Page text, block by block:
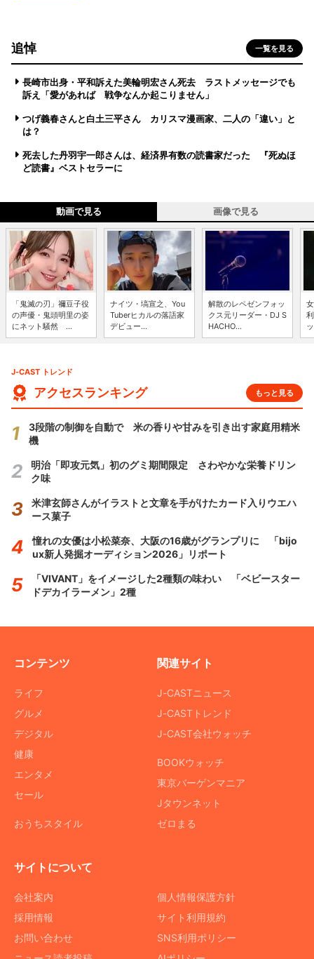
追悼 一覧を見る
長崎市出身・平和訴えた美輪明宏さん死去 ラストメッセージでも
訴え「愛があれば 戦争なんか起こりません」
つげ義春さんと白土三平さん カリスマ漫画家、二人の「違い」と
は？
死去した丹羽宇一郎さんは、経済界有数の読書家だった 『死ぬほ
ど読書』ベストセラーに
動画で見る 画像で見る
「鬼滅の刃」禰豆子役
の声優・鬼頭明里の姿
にネット騒然 ...
ナイツ・塙宣之、You
Tuberヒカルの落語家
デビュー...
解散のレペゼンフォッ
クス元リーダー・DJ S
HACHO...
J-CAST トレンド
アクセスランキング もっと見る
3段階の制御を自動で 米の香りや甘みを引き出す家庭用精米
機
明治「即攻元気」初のグミ期間限定 さわやかな栄養ドリン
ク味
米津玄師さんがイラストと文章を手がけたカード入りウエハ
ース菓子
憧れの女優は小松菜奈、大阪の16歳がグランプリに 「bijo
ux新人発掘オーディション2026」リポート
「VIVANT」をイメージした2種類の味わい 「ベビースター
ドデカイラーメン」2種
コンテンツ
ライフ
グルメ
デジタル
健康
エンタメ
セール
おうちスタイル
関連サイト
J-CASTニュース
J-CASTトレンド
J-CAST会社ウォッチ
BOOKウォッチ
東京バーゲンマニア
Jタウンネット
ゼロまる
サイトについて
会社案内
採用情報
お問い合わせ
個人情報保護方針
サイト利用規約
SNS利用ポリシー